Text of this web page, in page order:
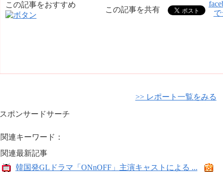
この記事をおすすめ
この記事を共有
>> レポート一覧をみる
スポンサードサーチ
関連キーワード：
関連最新記事
韓国発GLドラマ「ONnOFF」主演キャストによる ...